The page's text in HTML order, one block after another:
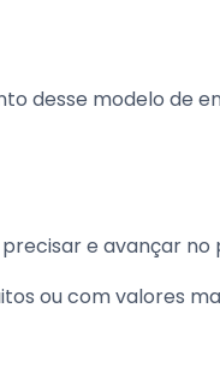
desse modelo de
e avançar
ou com valores